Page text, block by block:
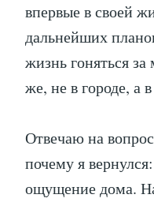
впервые в своей
дальнейших
жизнь гоняться
же, не в городе, а
Отвечаю на
почему я
ощущение дома.